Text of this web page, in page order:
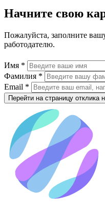
Начните свою
Пожалуйста, заполните
работодателю.
Имя *
Фамилия *
Email *
Перейти на страницу отклика